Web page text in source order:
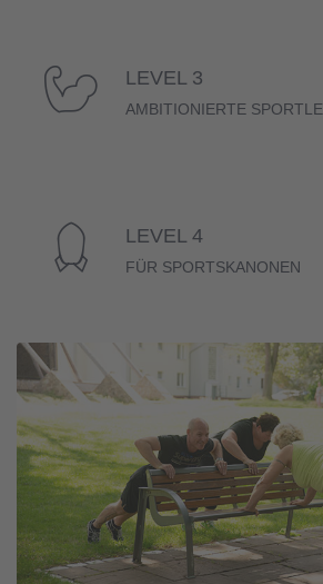
LEVEL 3
AMBITIONIERTE
LEVEL 4
FÜR SPORTSKANONEN